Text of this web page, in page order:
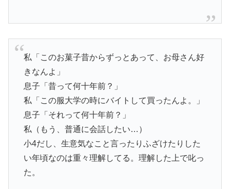
私「このお菓子昔からずっとあって、お母さん好
きなんよ」
息子「昔って何十年前？」
私「この服大学の時にバイトして買ったんよ。」
息子「それって何十年前？」
私（もう、普通に会話したい…）
小4だし、生意気なこと言ったりふざけたりした
い年頃なのは重々理解してる。理解した上で叱っ
た。